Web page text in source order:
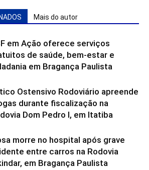
Mais do autor
em Ação oferece serviços
de saúde, bem-estar e
em Bragança Paulista
Ostensivo Rodoviário apreende
durante fiscalização na
Dom Pedro I, em Itatiba
morre no hospital após grave
entre carros na Rodovia
em Bragança Paulista